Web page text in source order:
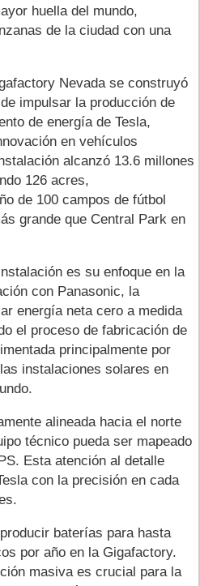
huella del mundo,
de la ciudad con una
Nevada se construyó
impulsar la producción de
de energía de Tesla,
en vehículos
alcanzó 13.6 millones
126 acres,
de 100 campos de fútbol
grande que Central Park en
es su enfoque en la
con Panasonic, la
energía neta cero a medida
el proceso de fabricación de
principalmente por
instalaciones solares en
alineada hacia el norte
técnico pueda ser mapeado
Esta atención al detalle
con la precisión en cada
baterías para hasta
por año en la Gigafactory.
masiva es crucial para la